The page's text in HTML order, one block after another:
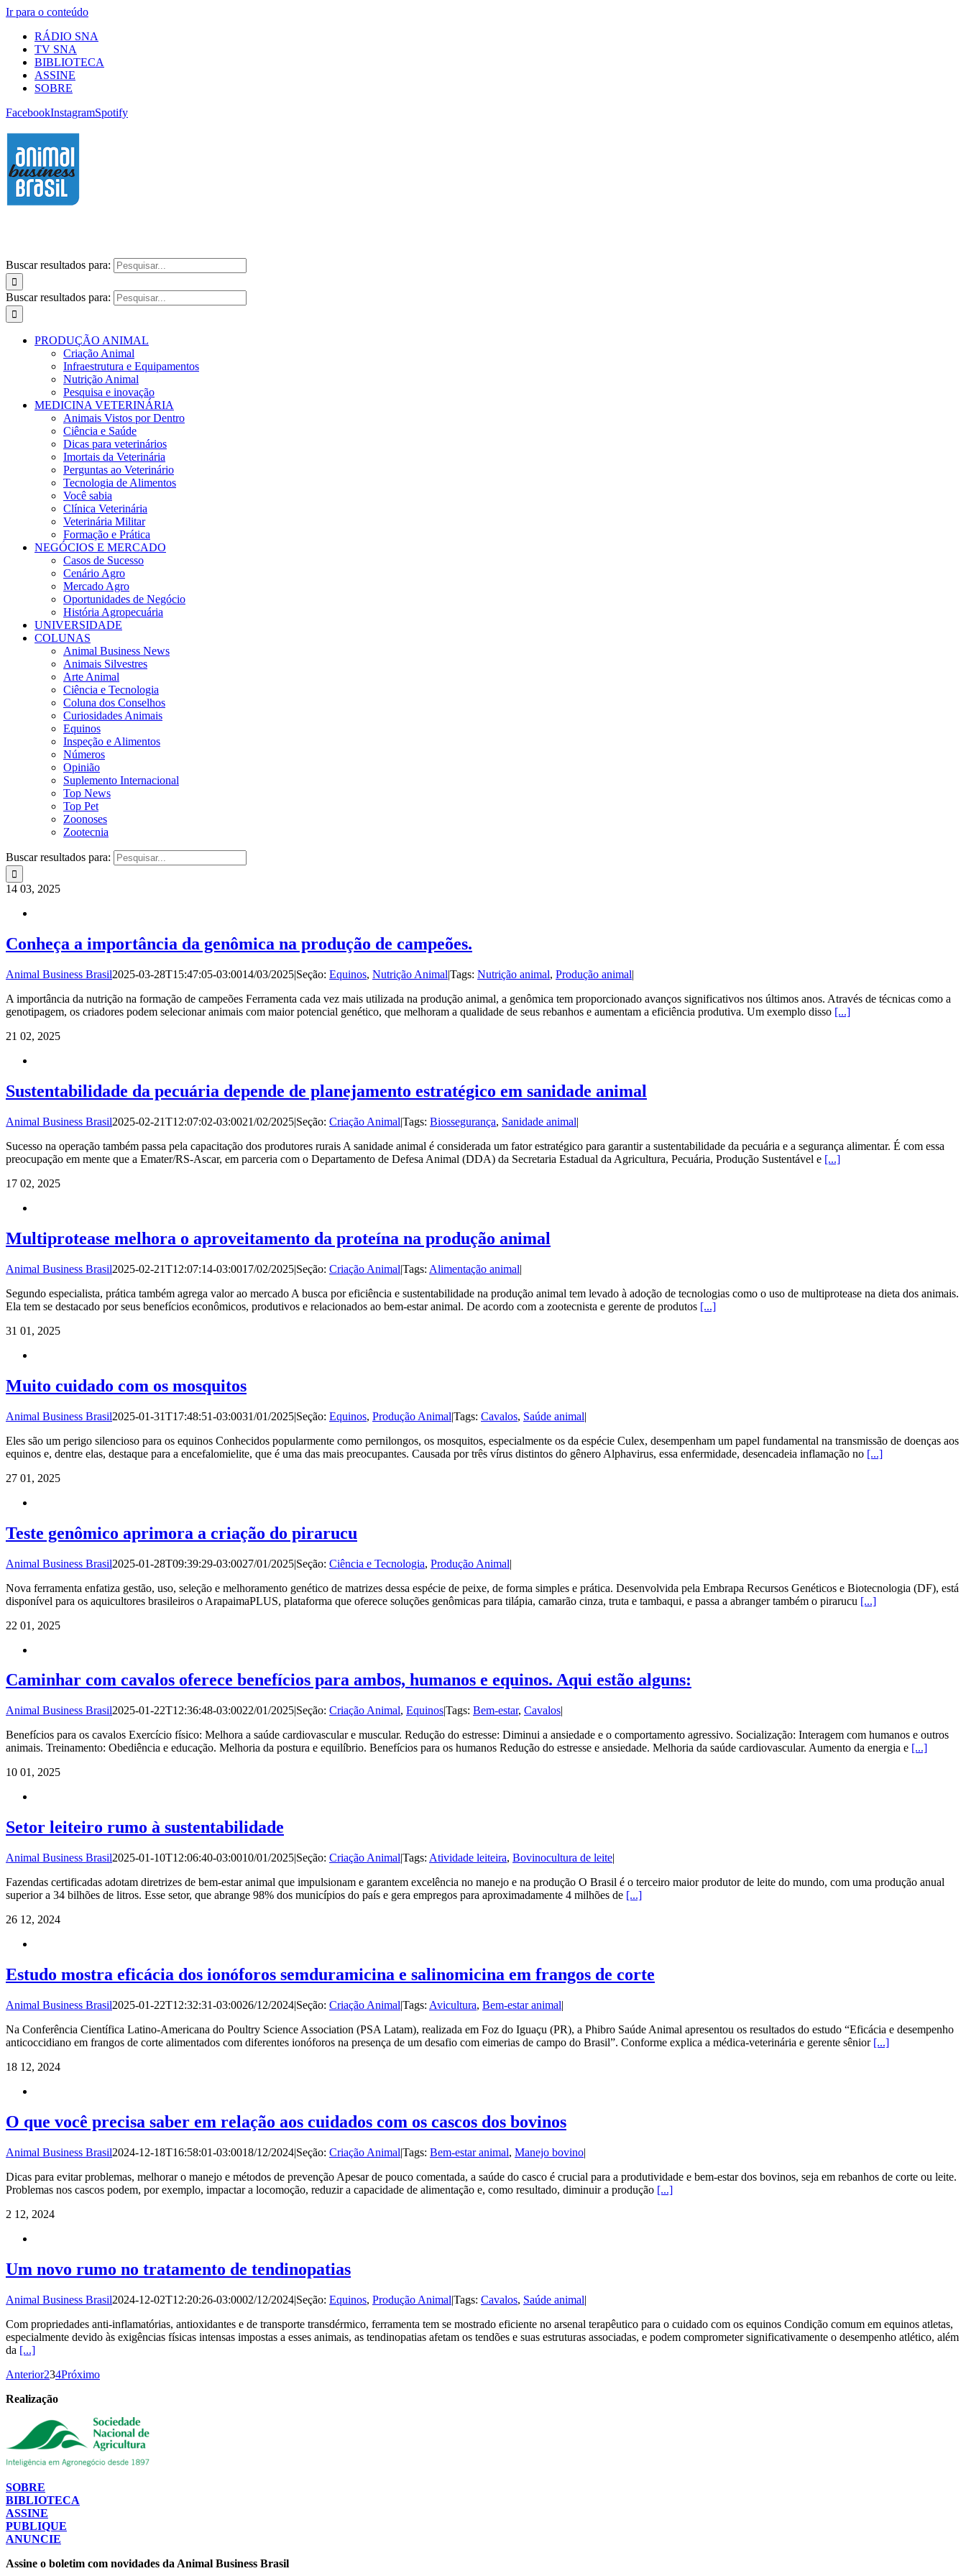
Ir para o conteúdo
RÁDIO SNA
TV SNA
BIBLIOTECA
ASSINE
SOBRE
FacebookInstagramSpotify
Buscar resultados para:
Buscar resultados para:
PRODUÇÃO ANIMAL
Criação Animal
Infraestrutura e Equipamentos
Nutrição Animal
Pesquisa e inovação
MEDICINA VETERINÁRIA
Animais Vistos por Dentro
Ciência e Saúde
Dicas para veterinários
Imortais da Veterinária
Perguntas ao Veterinário
Tecnologia de Alimentos
Você sabia
Clínica Veterinária
Veterinária Militar
Formação e Prática
NEGÓCIOS E MERCADO
Casos de Sucesso
Cenário Agro
Mercado Agro
Oportunidades de Negócio
História Agropecuária
UNIVERSIDADE
COLUNAS
Animal Business News
Animais Silvestres
Arte Animal
Ciência e Tecnologia
Coluna dos Conselhos
Curiosidades Animais
Equinos
Inspeção e Alimentos
Números
Opinião
Suplemento Internacional
Top News
Top Pet
Zoonoses
Zootecnia
Buscar resultados para:
14 03, 2025
Conheça a importância da genômica na produção de campeões.
Animal Business Brasil2025-03-28T15:47:05-03:0014/03/2025|Seção: Equinos, Nutrição Animal|Tags: Nutrição animal, Produção animal|
A importância da nutrição na formação de campeões Ferramenta cada vez mais utilizada na produção animal, a genômica tem proporcionado avanços significativos nos últimos anos. Através de técnicas como a
genotipagem, os criadores podem selecionar animais com maior potencial genético, que melhoram a qualidade de seus rebanhos e aumentam a eficiência produtiva. Um exemplo disso [...]
21 02, 2025
Sustentabilidade da pecuária depende de planejamento estratégico em sanidade animal
Animal Business Brasil2025-02-21T12:07:02-03:0021/02/2025|Seção: Criação Animal|Tags: Biossegurança, Sanidade animal|
Sucesso na operação também passa pela capacitação dos produtores rurais A sanidade animal é considerada um fator estratégico para garantir a sustentabilidade da pecuária e a segurança alimentar. É com essa
preocupação em mente que a Emater/RS-Ascar, em parceria com o Departamento de Defesa Animal (DDA) da Secretaria Estadual da Agricultura, Pecuária, Produção Sustentável e [...]
17 02, 2025
Multiprotease melhora o aproveitamento da proteína na produção animal
Animal Business Brasil2025-02-21T12:07:14-03:0017/02/2025|Seção: Criação Animal|Tags: Alimentação animal|
Segundo especialista, prática também agrega valor ao mercado A busca por eficiência e sustentabilidade na produção animal tem levado à adoção de tecnologias como o uso de multiprotease na dieta dos animais.
Ela tem se destacado por seus benefícios econômicos, produtivos e relacionados ao bem-estar animal. De acordo com a zootecnista e gerente de produtos [...]
31 01, 2025
Muito cuidado com os mosquitos
Animal Business Brasil2025-01-31T17:48:51-03:0031/01/2025|Seção: Equinos, Produção Animal|Tags: Cavalos, Saúde animal|
Eles são um perigo silencioso para os equinos Conhecidos popularmente como pernilongos, os mosquitos, especialmente os da espécie Culex, desempenham um papel fundamental na transmissão de doenças aos
equinos e, dentre elas, destaque para a encefalomielite, que é uma das mais preocupantes. Causada por três vírus distintos do gênero Alphavirus, essa enfermidade, desencadeia inflamação no [...]
27 01, 2025
Teste genômico aprimora a criação do pirarucu
Animal Business Brasil2025-01-28T09:39:29-03:0027/01/2025|Seção: Ciência e Tecnologia, Produção Animal|
Nova ferramenta enfatiza gestão, uso, seleção e melhoramento genético de matrizes dessa espécie de peixe, de forma simples e prática. Desenvolvida pela Embrapa Recursos Genéticos e Biotecnologia (DF), está
disponível para os aquicultores brasileiros o ArapaimaPLUS, plataforma que oferece soluções genômicas para tilápia, camarão cinza, truta e tambaqui, e passa a abranger também o pirarucu [...]
22 01, 2025
Caminhar com cavalos oferece benefícios para ambos, humanos e equinos. Aqui estão alguns:
Animal Business Brasil2025-01-22T12:36:48-03:0022/01/2025|Seção: Criação Animal, Equinos|Tags: Bem-estar, Cavalos|
Benefícios para os cavalos Exercício físico: Melhora a saúde cardiovascular e muscular. Redução do estresse: Diminui a ansiedade e o comportamento agressivo. Socialização: Interagem com humanos e outros
animais. Treinamento: Obediência e educação. Melhoria da postura e equilíbrio. Benefícios para os humanos Redução do estresse e ansiedade. Melhoria da saúde cardiovascular. Aumento da energia e [...]
10 01, 2025
Setor leiteiro rumo à sustentabilidade
Animal Business Brasil2025-01-10T12:06:40-03:0010/01/2025|Seção: Criação Animal|Tags: Atividade leiteira, Bovinocultura de leite|
Fazendas certificadas adotam diretrizes de bem-estar animal que impulsionam e garantem excelência no manejo e na produção O Brasil é o terceiro maior produtor de leite do mundo, com uma produção anual
superior a 34 bilhões de litros. Esse setor, que abrange 98% dos municípios do país e gera empregos para aproximadamente 4 milhões de [...]
26 12, 2024
Estudo mostra eficácia dos ionóforos semduramicina e salinomicina em frangos de corte
Animal Business Brasil2025-01-22T12:32:31-03:0026/12/2024|Seção: Criação Animal|Tags: Avicultura, Bem-estar animal|
Na Conferência Científica Latino-Americana do Poultry Science Association (PSA Latam), realizada em Foz do Iguaçu (PR), a Phibro Saúde Animal apresentou os resultados do estudo “Eficácia e desempenho
anticoccidiano em frangos de corte alimentados com diferentes ionóforos na presença de um desafio com eimerias de campo do Brasil”. Conforme explica a médica-veterinária e gerente sênior [...]
18 12, 2024
O que você precisa saber em relação aos cuidados com os cascos dos bovinos
Animal Business Brasil2024-12-18T16:58:01-03:0018/12/2024|Seção: Criação Animal|Tags: Bem-estar animal, Manejo bovino|
Dicas para evitar problemas, melhorar o manejo e métodos de prevenção Apesar de pouco comentada, a saúde do casco é crucial para a produtividade e bem-estar dos bovinos, seja em rebanhos de corte ou leite.
Problemas nos cascos podem, por exemplo, impactar a locomoção, reduzir a capacidade de alimentação e, como resultado, diminuir a produção [...]
2 12, 2024
Um novo rumo no tratamento de tendinopatias
Animal Business Brasil2024-12-02T12:20:26-03:0002/12/2024|Seção: Equinos, Produção Animal|Tags: Cavalos, Saúde animal|
Com propriedades anti-inflamatórias, antioxidantes e de transporte transdérmico, ferramenta tem se mostrado eficiente no arsenal terapêutico para o cuidado com os equinos Condição comum em equinos atletas,
especialmente devido às exigências físicas intensas impostas a esses animais, as tendinopatias afetam os tendões e suas estruturas associadas, e podem comprometer significativamente o desempenho atlético, além
da [...]
Anterior234Próximo
Realização
SOBRE
BIBLIOTECA
ASSINE
PUBLIQUE
ANUNCIE
Assine o boletim com novidades da Animal Business Brasil